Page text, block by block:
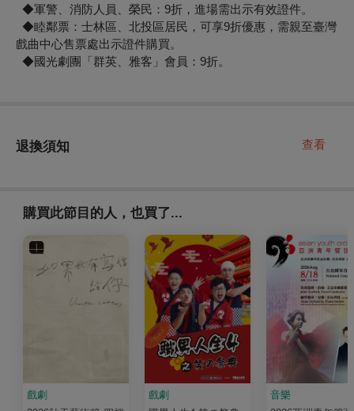
◆軍警、消防人員、榮民：9折，進場需出示有效證件。
◆睦鄰票：士林區、北投區居民，可享9折優惠，需親至臺灣
戲曲中心售票處出示證件購買。
◆國光劇團「群英、雅客」會員：9折。
退換須知 查看
購買此節目的人，也買了...
戲劇
戲劇
音樂